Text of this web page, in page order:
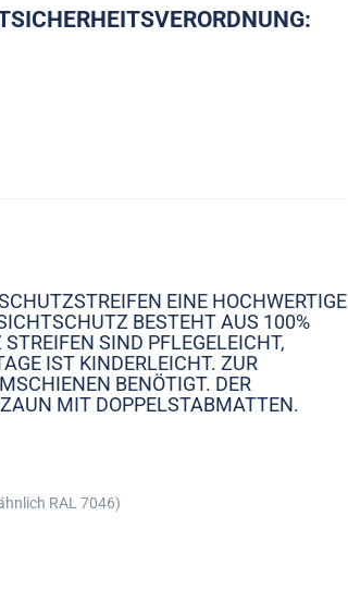
EINE HOCHWERTIGE
BESTEHT AUS 100% F
SIND PFLEGELEICHT, W
IST KINDERLEICHT. ZUR B
BENÖTIGT. DER S
MIT DOPPELSTABMATTEN.
RAL 7046)